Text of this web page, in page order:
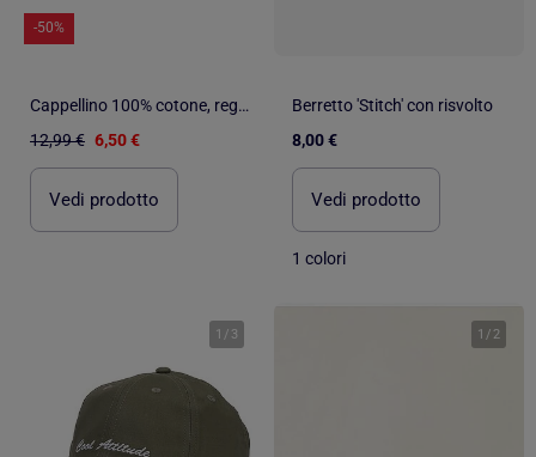
-50%
Cappellino 100% cotone, regolabile, messaggio Happy Kid ricamato unisex bambino Isotoner
12,99 € 6,50 €
Vedi prodotto
Berretto 'Stitch' con risvolto
8,00 €
Vedi prodotto
1 colori
1 / 3 1 / 2